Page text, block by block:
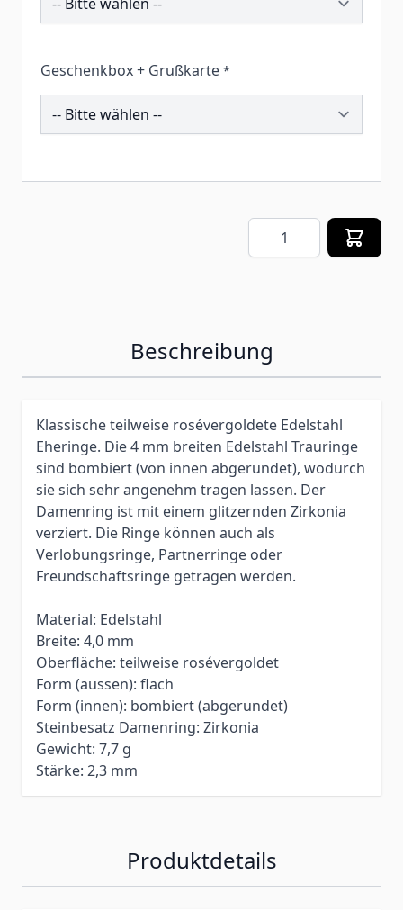
Geschenkbox + Grußkarte *
258936
Menge
Beschreibung
Klassische teilweise rosévergoldete Edelstahl
Eheringe. Die 4 mm breiten Edelstahl Trauringe
sind bombiert (von innen abgerundet), wodurch
sie sich sehr angenehm tragen lassen. Der
Damenring ist mit einem glitzernden Zirkonia
verziert. Die Ringe können auch als
Verlobungsringe, Partnerringe oder
Freundschaftsringe getragen werden.
Material: Edelstahl
Breite: 4,0 mm
Oberfläche: teilweise rosévergoldet
Form (aussen): flach
Form (innen): bombiert (abgerundet)
Steinbesatz Damenring: Zirkonia
Gewicht: 7,7 g
Stärke: 2,3 mm
Produktdetails